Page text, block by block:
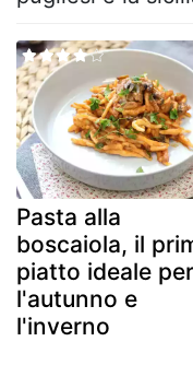
Pasta alla
boscaiola, il
piatto ideale per
l'autunno e
l'inverno